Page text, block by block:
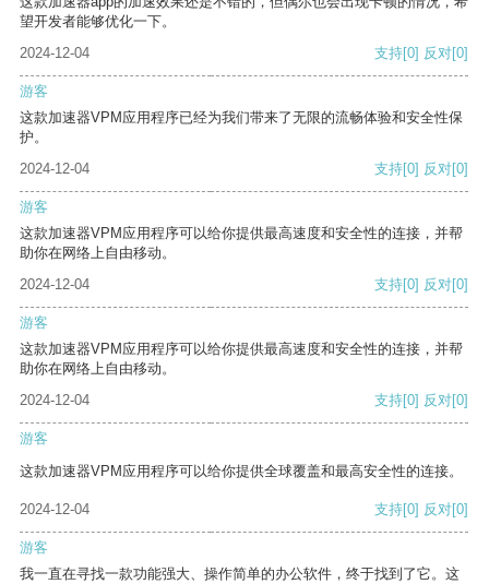
望开发者能够优化一下。
2024-12-04
支持[0] 反对[0]
游客
这款加速器VPM应用程序已经为我们带来了无限的流畅体验和安全性保
护。
2024-12-04
支持[0] 反对[0]
游客
这款加速器VPM应用程序可以给你提供最高速度和安全性的连接，并帮
助你在网络上自由移动。
2024-12-04
支持[0] 反对[0]
游客
这款加速器VPM应用程序可以给你提供最高速度和安全性的连接，并帮
助你在网络上自由移动。
2024-12-04
支持[0] 反对[0]
游客
这款加速器VPM应用程序可以给你提供全球覆盖和最高安全性的连接。
2024-12-04 支持[0] 反对[0]
游客
我一直在寻找一款功能强大、操作简单的办公软件，终于找到了它。这